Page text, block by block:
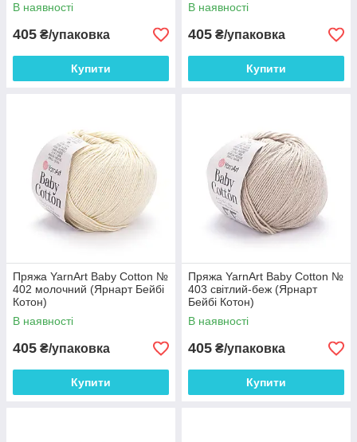
В наявності
405 ₴/упаковка
Купити
В наявності
405 ₴/упаковка
Купити
Пряжа YarnArt Baby Cotton №
402 молочний (Ярнарт Бейбі
Котон)
В наявності
405 ₴/упаковка
Купити
Пряжа YarnArt Baby Cotton №
403 світлий-беж (Ярнарт
Бейбі Котон)
В наявності
405 ₴/упаковка
Купити